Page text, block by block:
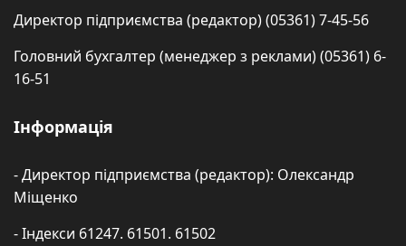
Директор підприємства (редактор) (05361) 7-45-56
Головний бухгалтер (менеджер з реклами) (05361) 6-
16-51
Інформація
- Директор підприємства (редактор): Олександр
Міщенко
- Індекси 61247. 61501. 61502